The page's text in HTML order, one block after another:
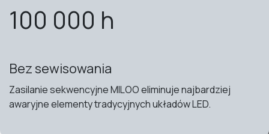
100 000 h
Bez sewisowania
Zasilanie sekwencyjne MILOO eliminuje najbardziej
awaryjne elementy tradycyjnych układów LED.